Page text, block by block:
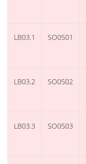
LB03.1 SO0501
LB03.2 SO0502
LB03.3 SO0503